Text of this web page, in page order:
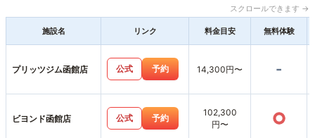
スクロールできます →
施設名 リンク 料金目安 無料体験
プリッツジム函館店 公式 予約 14,300円〜 -
ビヨンド函館店 公式 予約
102,300
円〜
○